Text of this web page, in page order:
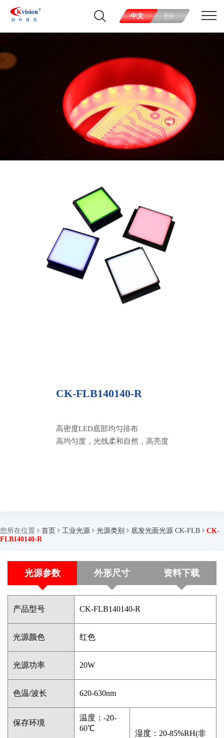
中文 EN
CK-FLB140140-R
高密度LED底部均匀排布
高均匀度，光线柔和自然，高亮度
您所在位置 首页 工业光源 光源类别 底发光面光源 CK-FLB
CK-
FLB140140-R
光源参数 外形尺寸 资料下载
产品型号 CK-FLB140140-R
光源颜色 红色
光源功率 20W
色温/波长 620-630nm
保存环境
温度：-20-
60℃
湿度：20-85%RH(非